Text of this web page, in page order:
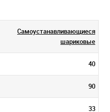
Самоустанавливающиеся
шариковые
40
90
33